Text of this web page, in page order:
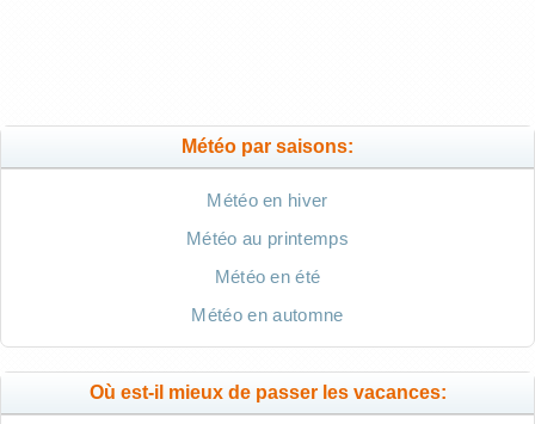
Météo par saisons:
Météo en hiver
Météo au printemps
Météo en été
Météo en automne
Où est-il mieux de passer les vacances: